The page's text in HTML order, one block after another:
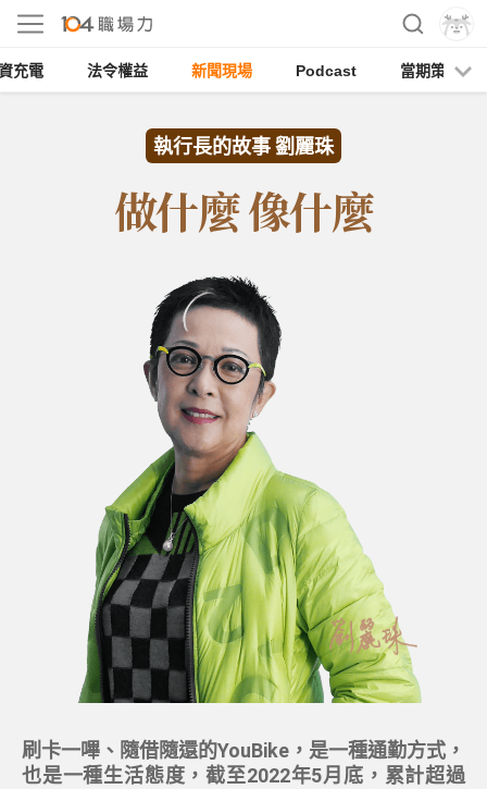
充電 法令權益 新聞現場 Podcast 當期策展
執行長的故事 劉麗珠
做什麼 像什麼
刷卡一嗶、隨借隨還的YouBike，是一種通勤方式，
也是一種生活態度，截至2022年5月底，累計超過